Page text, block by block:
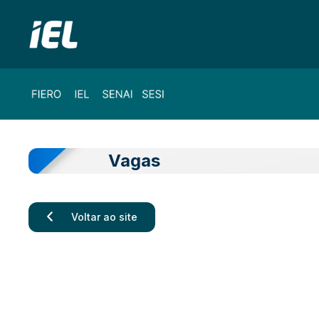
Vagas
Voltar ao site